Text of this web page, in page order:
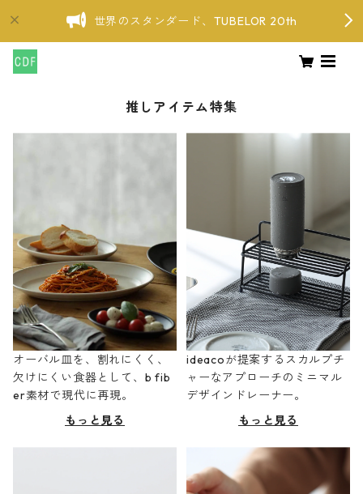
世界のスタンダード、TUBELOR 20th
推しアイテム特集
オーバル皿を、割れにくく、
欠けにくい食器として、b fib
er素材で現代に再現。
もっと見る
ideacoが提案するスカルプチ
ャーなアプローチのミニマル
デザインドレーナー。
もっと見る